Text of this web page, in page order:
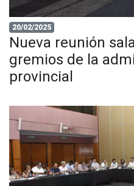
20/02/2025
Nueva reunión
gremios de la
provincial